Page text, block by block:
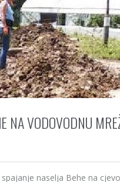
NA VODOVODNU
naselja Behe na